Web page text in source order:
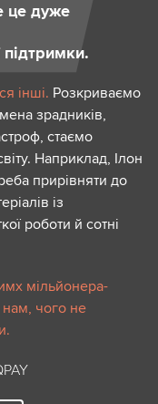
це дуже
інші. Розкриваємо
зрадників,
стаємо
Наприклад, Ілон
прирівняти до
із
роботи й сотні
мільйонера-
нам, чого не